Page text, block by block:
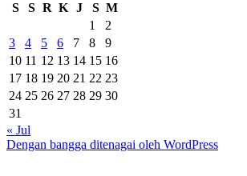
S
S R K J S M
1
2
3
4 5 6 7 8
9
10 11 12 13 14 15 16
17 18 19 20 21 22 23
24 25 26 27 28 29 30
31
« Jul
Dengan bangga ditenagai oleh WordPress